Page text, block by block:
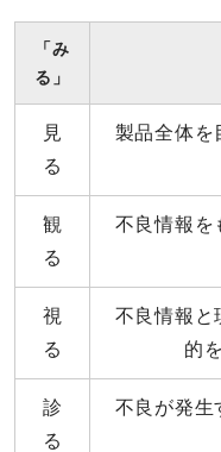
「み
る」
見
る
製品全体を
観
る
不良情報を
視
る
不良情報と
的
診
る
不良が発生